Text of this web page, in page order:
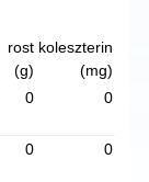
rost
(g)
koleszterin
(mg)
0 0
0 0